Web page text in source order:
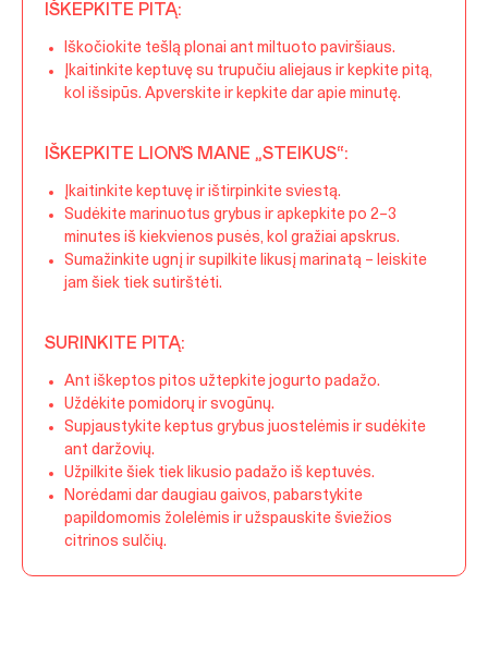
IŠKEPKITE PITĄ:
Iškočiokite tešlą plonai ant miltuoto paviršiaus.
Įkaitinkite keptuvę su trupučiu aliejaus ir kepkite pitą,
kol išsipūs. Apverskite ir kepkite dar apie minutę.
IŠKEPKITE LION’S MANE „STEIKUS“:
Įkaitinkite keptuvę ir ištirpinkite sviestą.
Sudėkite marinuotus grybus ir apkepkite po 2–3
minutes iš kiekvienos pusės, kol gražiai apskrus.
Sumažinkite ugnį ir supilkite likusį marinatą – leiskite
jam šiek tiek sutirštėti.
SURINKITE PITĄ:
Ant iškeptos pitos užtepkite jogurto padažo.
Uždėkite pomidorų ir svogūnų.
Supjaustykite keptus grybus juostelėmis ir sudėkite
ant daržovių.
Užpilkite šiek tiek likusio padažo iš keptuvės.
Norėdami dar daugiau gaivos, pabarstykite
papildomomis žolelėmis ir užspauskite šviežios
citrinos sulčių.